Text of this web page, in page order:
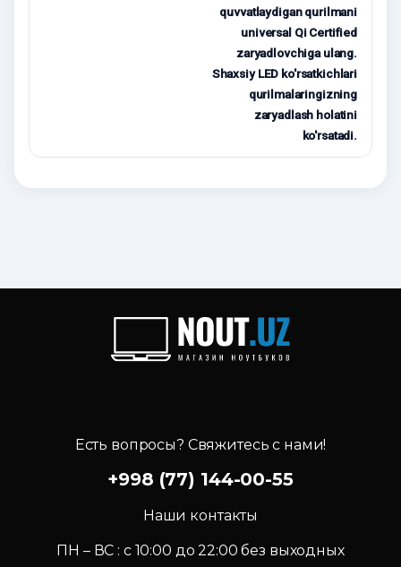
quvvatlaydigan qurilmani
universal Qi Certified
zaryadlovchiga ulang.
Shaxsiy LED ko'rsatkichlari
qurilmalaringizning
zaryadlash holatini
ko'rsatadi.
Есть вопросы? Свяжитесь с нами!
+998 (77) 144-00-55
Наши контакты
ПН – ВС : c 10:00 до 22:00 без выходных